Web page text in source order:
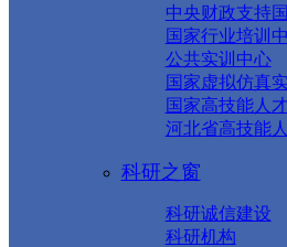
中央财政支持
国家行业培训
公共实训中心
国家虚拟仿真
国家高技能人
河北省高技能
科研之窗
科研诚信建设
科研机构